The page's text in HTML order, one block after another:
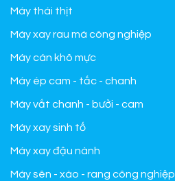
Máy thái thịt
Máy xay rau má công nghiệp
Máy cán khô mực
Máy ép cam - tắc - chanh
Máy vắt chanh - bưởi - cam
Máy xay sinh tố
Máy xay đậu nành
Máy sên - xào - rang công nghiệp